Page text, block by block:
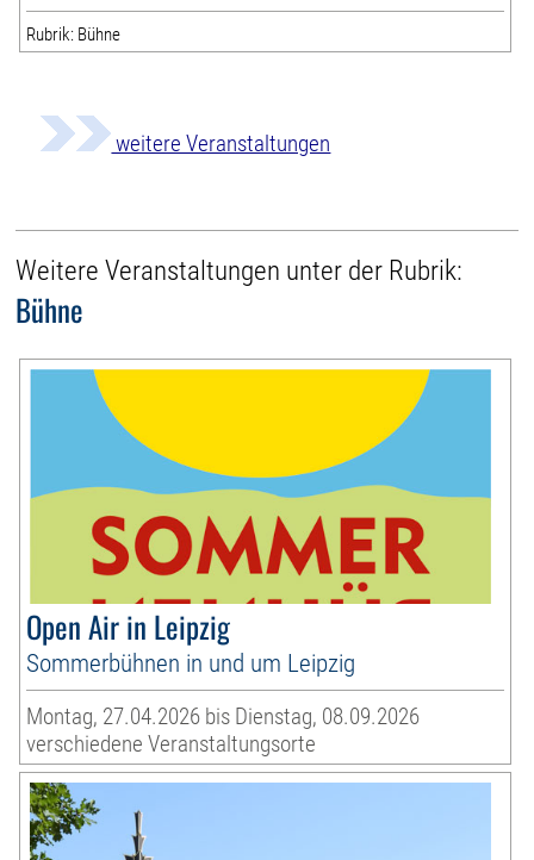
Rubrik: Bühne
weitere Veranstaltungen
Weitere Veranstaltungen unter der Rubrik:
Bühne
Open Air in Leipzig
Sommerbühnen in und um Leipzig
Montag, 27.04.2026 bis Dienstag, 08.09.2026
verschiedene Veranstaltungsorte